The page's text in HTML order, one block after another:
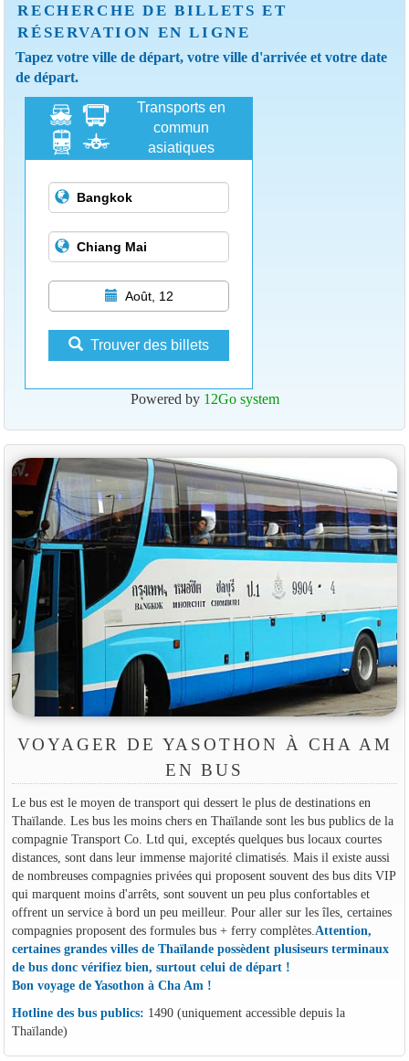
RECHERCHE DE BILLETS ET
RÉSERVATION EN LIGNE
Tapez votre ville de départ, votre ville d'arrivée et votre date
de départ.
Transports en
commun
asiatiques
Août, 12
Trouver des billets
Powered by 12Go system
VOYAGER DE YASOTHON À CHA AM
EN BUS
Le bus est le moyen de transport qui dessert le plus de destinations en
Thaïlande. Les bus les moins chers en Thaïlande sont les bus publics de la
compagnie Transport Co. Ltd qui, exceptés quelques bus locaux courtes
distances, sont dans leur immense majorité climatisés. Mais il existe aussi
de nombreuses compagnies privées qui proposent souvent des bus dits VIP
qui marquent moins d'arrêts, sont souvent un peu plus confortables et
offrent un service à bord un peu meilleur. Pour aller sur les îles, certaines
compagnies proposent des formules bus + ferry complètes. Attention,
certaines grandes villes de Thaïlande possèdent plusiseurs terminaux
de bus donc vérifiez bien, surtout celui de départ !
Bon voyage de Yasothon à Cha Am !
Hotline des bus publics: 1490 (uniquement accessible depuis la
Thaïlande)